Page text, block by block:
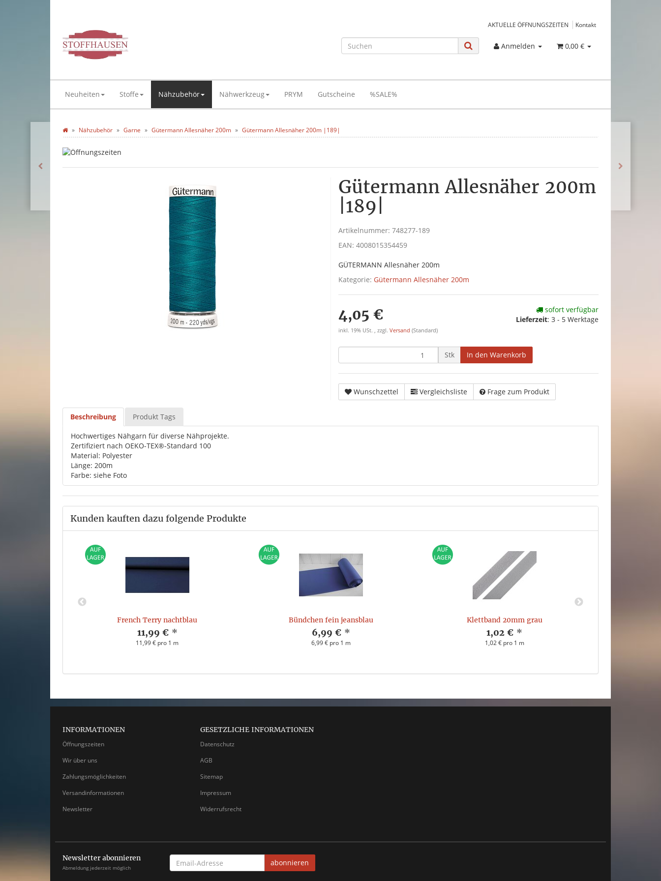
AKTUELLE ÖFFNUNGSZEITEN Kontakt
Anmelden 0,00 €
Neuheiten Stoffe Nähzubehör Nähwerkzeug PRYM Gutscheine %SALE%
Nähzubehör Garne Gütermann Allesnäher 200m Gütermann Allesnäher 200m |189|
Gütermann Allesnäher 200m
|189|
Artikelnummer: 748277-189
EAN: 4008015354459
GÜTERMANN Allesnäher 200m
Kategorie: Gütermann Allesnäher 200m
4,05 €
inkl. 19% USt. , zzgl. Versand (Standard)
sofort verfügbar
Lieferzeit: 3 - 5 Werktage
Stk In den Warenkorb
Wunschzettel Vergleichsliste Frage zum Produkt
Beschreibung Produkt Tags
Hochwertiges Nähgarn für diverse Nähprojekte.
Zertifiziert nach OEKO-TEX®-Standard 100
Material: Polyester
Länge: 200m
Farbe: siehe Foto
Kunden kauften dazu folgende Produkte
French Terry nachtblau
11,99 € *
11,99 € pro 1 m
Bündchen fein jeansblau
6,99 € *
6,99 € pro 1 m
Klettband 20mm grau
1,02 € *
1,02 € pro 1 m
INFORMATIONEN
Öffnungszeiten
Wir über uns
Zahlungsmöglichkeiten
Versandinformationen
Newsletter
GESETZLICHE INFORMATIONEN
Datenschutz
AGB
Sitemap
Impressum
Widerrufsrecht
Newsletter abonnieren
Abmeldung jederzeit möglich
EMAIL-
ADRESSE
abonnieren